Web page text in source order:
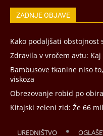
ZADNJE OBJAVE
Kako podaljšati obstojnost
Zdravila v vročem avtu:
Bambusove tkanine niso
viskoza
Obrezovanje robid po
Kitajski zeleni zid: Že 66
UREDNIŠTVO